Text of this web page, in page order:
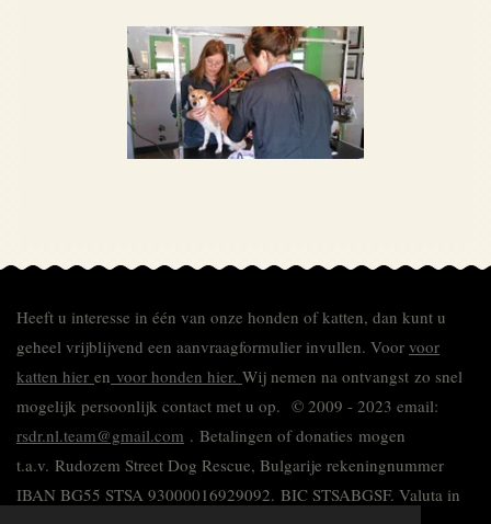
Heeft u interesse in één van onze honden of katten, dan kunt u
geheel vrijblijvend een aanvraagformulier invullen. Voor voor
katten hier en voor honden hier. Wij nemen na ontvangst zo snel
mogelijk persoonlijk contact met u op. © 2009 - 2023 email:
rsdr.nl.team@gmail.com . Betalingen of donaties mogen
t.a.v. Rudozem Street Dog Rescue, Bulgarije rekeningnummer
IBAN BG55 STSA 93000016929092. BIC STSABGSF. Valuta in